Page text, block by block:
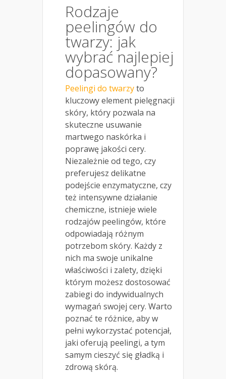
Rodzaje
peelingów do
twarzy: jak
wybrać najlepiej
dopasowany?
Peelingi do twarzyto
kluczowy element pielęgnacji
skóry, który pozwala na
skuteczne usuwanie
martwego naskórka i
poprawę jakości cery.
Niezależnie od tego, czy
preferujesz delikatne
podejście enzymatyczne, czy
też intensywne działanie
chemiczne, istnieje wiele
rodzajów peelingów, które
odpowiadają różnym
potrzebom skóry. Każdy z
nich ma swoje unikalne
właściwości i zalety, dzięki
którym możesz dostosować
zabiegi do indywidualnych
wymagań swojej cery. Warto
poznać te różnice, aby w
pełni wykorzystać potencjał,
jaki oferują peelingi, a tym
samym cieszyć się gładką i
zdrową skórą.